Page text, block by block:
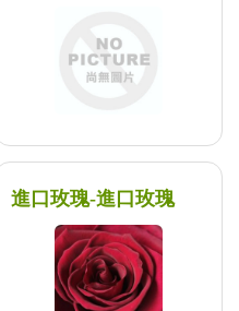
進口玫瑰-進口玫瑰